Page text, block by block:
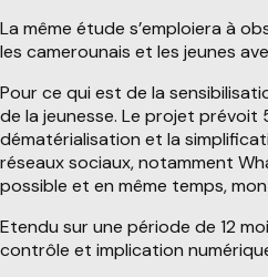
La même étude s’emploiera à
les camerounais et les jeunes
Pour ce qui est de la
de la jeunesse. Le projet
dématérialisation et la
réseaux sociaux, notamment
possible et en même temps,
Etendu sur une période de 12
contrôle et implication